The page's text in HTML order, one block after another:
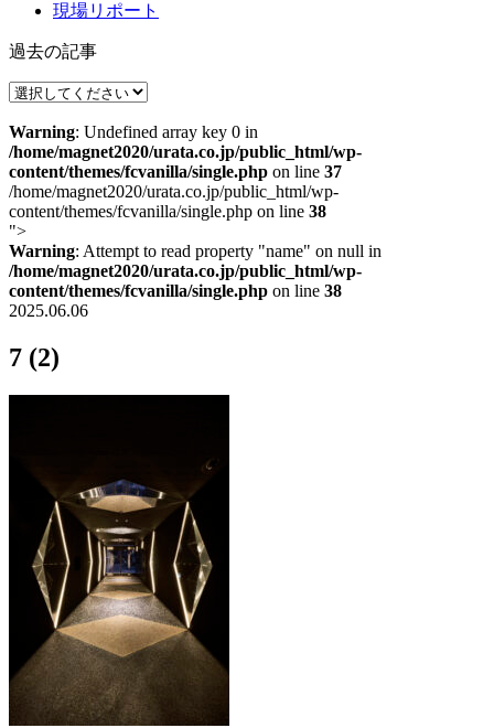
現場リポート
過去の記事
Warning: Undefined array key 0 in
/home/magnet2020/urata.co.jp/public_html/wp-
content/themes/fcvanilla/single.php on line 37
/home/magnet2020/urata.co.jp/public_html/wp-
content/themes/fcvanilla/single.php on line 38
">
Warning: Attempt to read property "name" on null in
/home/magnet2020/urata.co.jp/public_html/wp-
content/themes/fcvanilla/single.php on line 38
2025.06.06
7 (2)